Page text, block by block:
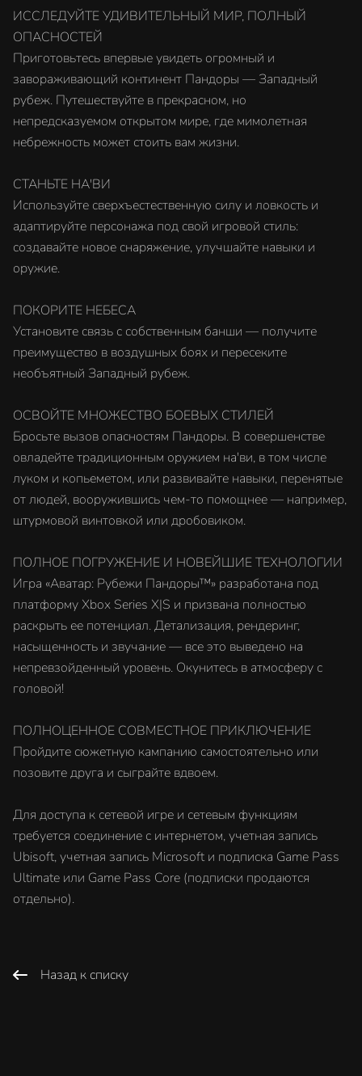
ИССЛЕДУЙТЕ УДИВИТЕЛЬНЫЙ МИР, ПОЛНЫЙ
ОПАСНОСТЕЙ
Приготовьтесь впервые увидеть огромный и
завораживающий континент Пандоры — Западный
рубеж. Путешествуйте в прекрасном, но
непредсказуемом открытом мире, где мимолетная
небрежность может стоить вам жизни.
СТАНЬТЕ НА'ВИ
Используйте сверхъестественную силу и ловкость и
адаптируйте персонажа под свой игровой стиль:
создавайте новое снаряжение, улучшайте навыки и
оружие.
ПОКОРИТЕ НЕБЕСА
Установите связь с собственным банши — получите
преимущество в воздушных боях и пересеките
необъятный Западный рубеж.
ОСВОЙТЕ МНОЖЕСТВО БОЕВЫХ СТИЛЕЙ
Бросьте вызов опасностям Пандоры. В совершенстве
овладейте традиционным оружием на'ви, в том числе
луком и копьеметом, или развивайте навыки, перенятые
от людей, вооружившись чем-то помощнее — например,
штурмовой винтовкой или дробовиком.
ПОЛНОЕ ПОГРУЖЕНИЕ И НОВЕЙШИЕ ТЕХНОЛОГИИ
Игра «Аватар: Рубежи Пандоры™» разработана под
платформу Xbox Series X|S и призвана полностью
раскрыть ее потенциал. Детализация, рендеринг,
насыщенность и звучание — все это выведено на
непревзойденный уровень. Окунитесь в атмосферу с
головой!
ПОЛНОЦЕННОЕ СОВМЕСТНОЕ ПРИКЛЮЧЕНИЕ
Пройдите сюжетную кампанию самостоятельно или
позовите друга и сыграйте вдвоем.
Для доступа к сетевой игре и сетевым функциям
требуется соединение с интернетом, учетная запись
Ubisoft, учетная запись Microsoft и подписка Game Pass
Ultimate или Game Pass Core (подписки продаются
отдельно).
Назад к списку